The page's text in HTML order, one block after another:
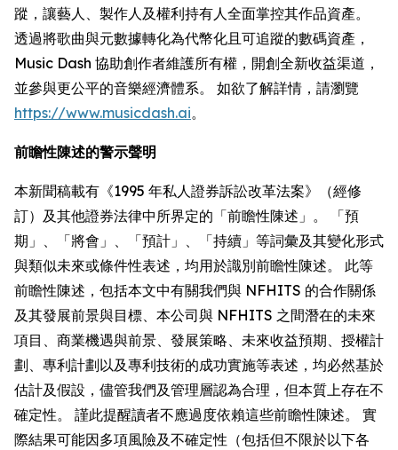
蹤，讓藝人、製作人及權利持有人全面掌控其作品資產。
透過將歌曲與元數據轉化為代幣化且可追蹤的數碼資產，
Music Dash 協助創作者維護所有權，開創全新收益渠道，
並參與更公平的音樂經濟體系。 如欲了解詳情，請瀏覽
https://www.musicdash.ai。
前瞻性陳述的警示聲明
本新聞稿載有《1995 年私人證券訴訟改革法案》（經修
訂）及其他證券法律中所界定的「前瞻性陳述」。 「預
期」、「將會」、「預計」、「持續」等詞彙及其變化形式
與類似未來或條件性表述，均用於識別前瞻性陳述。 此等
前瞻性陳述，包括本文中有關我們與 NFHITS 的合作關係
及其發展前景與目標、本公司與 NFHITS 之間潛在的未來
項目、商業機遇與前景、發展策略、未來收益預期、授權計
劃、專利計劃以及專利技術的成功實施等表述，均必然基於
估計及假設，儘管我們及管理層認為合理，但本質上存在不
確定性。 謹此提醒讀者不應過度依賴這些前瞻性陳述。 實
際結果可能因多項風險及不確定性（包括但不限於以下各